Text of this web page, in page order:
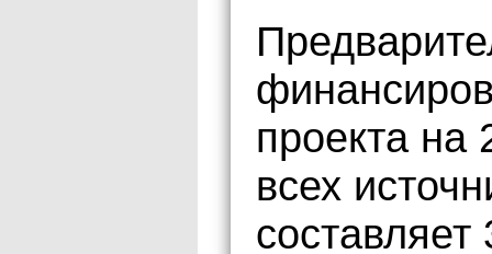
проекта на
всех